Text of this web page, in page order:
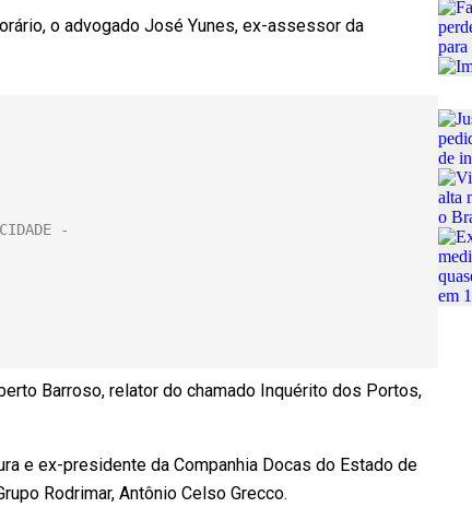
o advogado José Yunes, ex-assessor da
Barroso, relator do chamado Inquérito dos Portos,
e ex-presidente da Companhia Docas do Estado de
Rodrimar, Antônio Celso Grecco.